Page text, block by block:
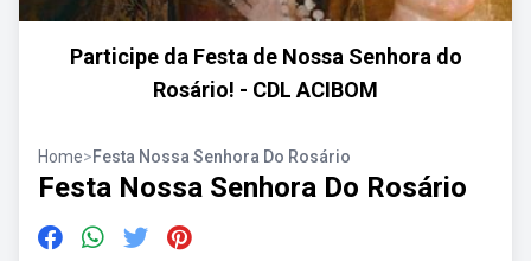
Participe da Festa de Nossa Senhora do
Rosário! - CDL ACIBOM
Home>Festa Nossa Senhora Do Rosário
Festa Nossa Senhora Do Rosário